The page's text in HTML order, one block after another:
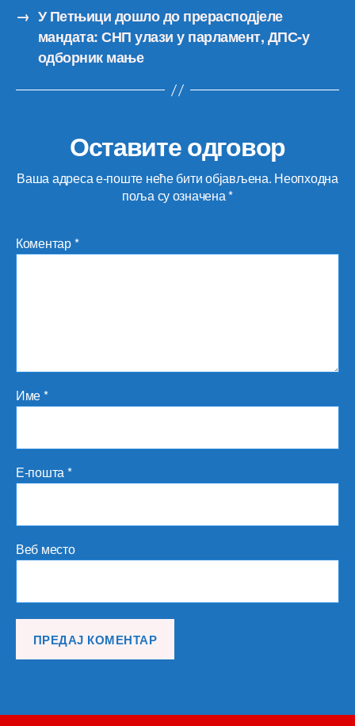
→ У Петњици дошло до прерасподјеле
мандата: СНП улази у парламент, ДПС-у
одборник мање
Оставите одговор
Ваша адреса е-поште неће бити објављена. Неопходна
поља су означена*
Коментар*
Име*
Е-пошта*
Веб место